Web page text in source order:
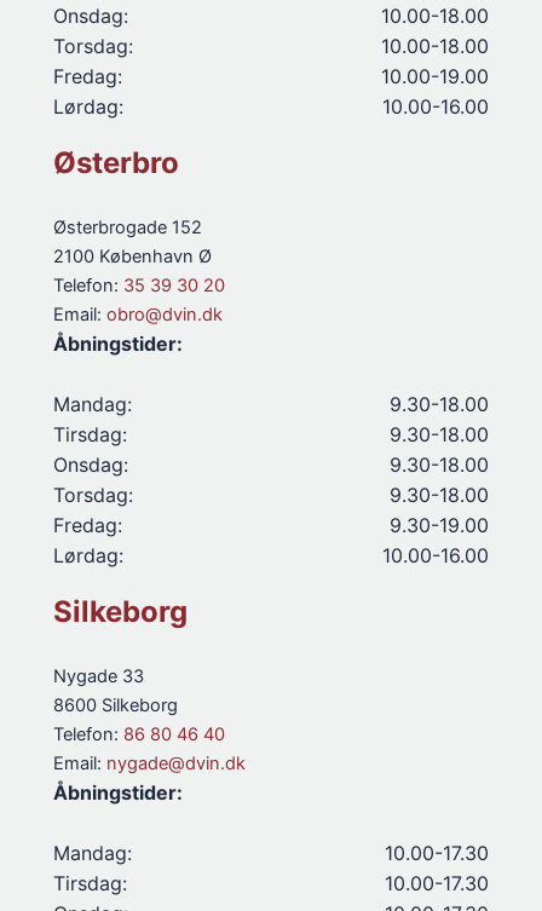
Onsdag:
10.00-18.00
Torsdag:
10.00-18.00
Fredag:
10.00-19.00
Lørdag:
10.00-16.00
Østerbro
Østerbrogade 152
2100 København Ø
Telefon: 35 39 30 20
Email: obro@dvin.dk
Åbningstider:
Mandag:
9.30-18.00
Tirsdag:
9.30-18.00
Onsdag:
9.30-18.00
Torsdag:
9.30-18.00
Fredag:
9.30-19.00
Lørdag:
10.00-16.00
Silkeborg
Nygade 33
8600 Silkeborg
Telefon: 86 80 46 40
Email: nygade@dvin.dk
Åbningstider:
Mandag:
10.00-17.30
Tirsdag:
10.00-17.30